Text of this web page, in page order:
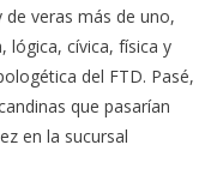
veras más de uno,
lógica, cívica, física y
del FTD. Pasé,
que pasarían
en la sucursal